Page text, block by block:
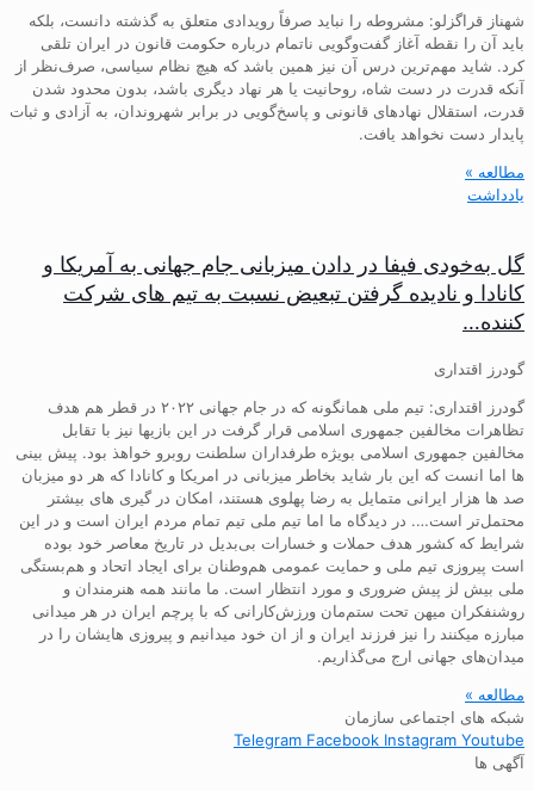
شهناز قراگزلو: مشروطه را نباید صرفاً رویدادی متعلق به گذشته دانست، بلکه
باید آن را نقطه آغاز گفت‌وگویی ناتمام درباره حکومت قانون در ایران تلقی
کرد. شاید مهم‌ترین درس آن نیز همین باشد که هیچ نظام سیاسی، صرف‌نظر از
آنکه قدرت در دست شاه، روحانیت یا هر نهاد دیگری باشد، بدون محدود شدن
قدرت، استقلال نهادهای قانونی و پاسخ‌گویی در برابر شهروندان، به آزادی و ثبات
پایدار دست نخواهد یافت.
مطالعه »
یادداشت
گل به‌خودی فیفا در دادن میزبانی جام جهانی به آمریکا و
کانادا و نادیده گرفتن تبعیض نسبت به تیم های شرکت
کننده…
گودرز اقتداری
گودرز اقتداری: تیم ملی همانگونه که در جام جهانی ۲۰۲۲ در قطر هم هدف
تظاهرات مخالفین جمهوری اسلامی قرار گرفت در این بازیها نیز با تقابل
مخالفین جمهوری اسلامی بویژه طرفداران سلطنت روبرو خواهذ بود. پیش بینی
ها اما انست که این بار شاید بخاطر میزبانی در امریکا و کانادا که هر دو میزبان
صد ها هزار ایرانی متمایل به رضا پهلوی هستند، امکان در گیری های بیشتر
محتمل‌تر است…. در دیدگاه ما اما تیم ملی تیم تمام مردم ایران است و در این
شرایط که کشور هدف حملات و خسارات بی‌بدیل در تاریخ معاصر خود بوده
است پیروزی تیم ملی و حمایت عمومی هم‌وطنان برای ایجاد اتحاد و هم‌بستگی
ملی بیش لز پیش ضروری و مورد انتظار است. ما مانند همه هنرمندان و
روشنفکران میهن تحت ستم‌مان ورزش‌کارانی که با پرچم ایران در هر میدانی
مبارزه میکنند را نیز فرزند ایران و از ان خود میدانیم و پیروزی هایشان را در
میدان‌های جهانی ارج می‌گذاریم.
مطالعه »
شبکه های اجتماعی سازمان
Telegram Facebook Instagram Youtube
آگهی ها